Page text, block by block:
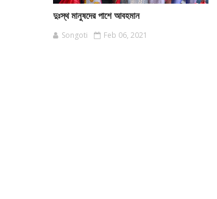
দুঃস্থ মানুষদের পাশে আবহমান
Songoti Feb 06, 2021